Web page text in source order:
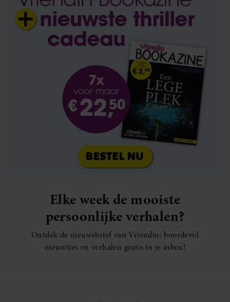
Elke week de mooiste
persoonlijke verhalen?
Ontdek de nieuwsbrief van Vriendin: boordevol
nieuwtjes en verhalen gratis in je inbox!